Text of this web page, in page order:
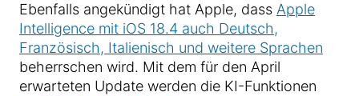
Ebenfalls angekündigt hat Apple, dass Apple
Intelligence mit iOS 18.4 auch Deutsch,
Französisch, Italienisch und weitere Sprachen
beherrschen wird. Mit dem für den April
erwarteten Update werden die KI-Funktionen